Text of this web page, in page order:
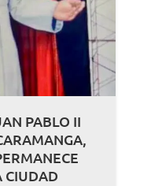
PABLO II
CIUDAD